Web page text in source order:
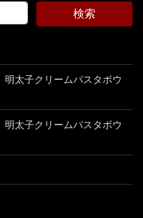
太子クリームパスタボウ
太子クリームパスタボウ